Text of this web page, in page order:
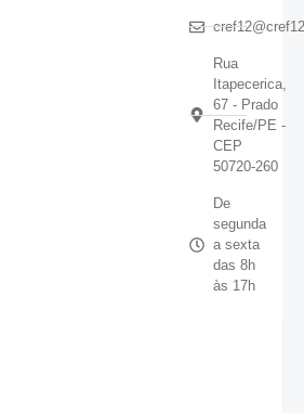
Rua
Itapecerica,
67 - Prado
Recife/PE -
CEP
50720-260
De
segunda
a sexta
das 8h
às 17h